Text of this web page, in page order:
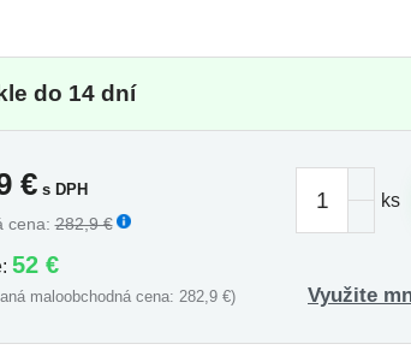
do 14 dní
€s DPH
cena:282,9 €
52 €
maloobchodná cena: 282,9 €)
ks
Využite